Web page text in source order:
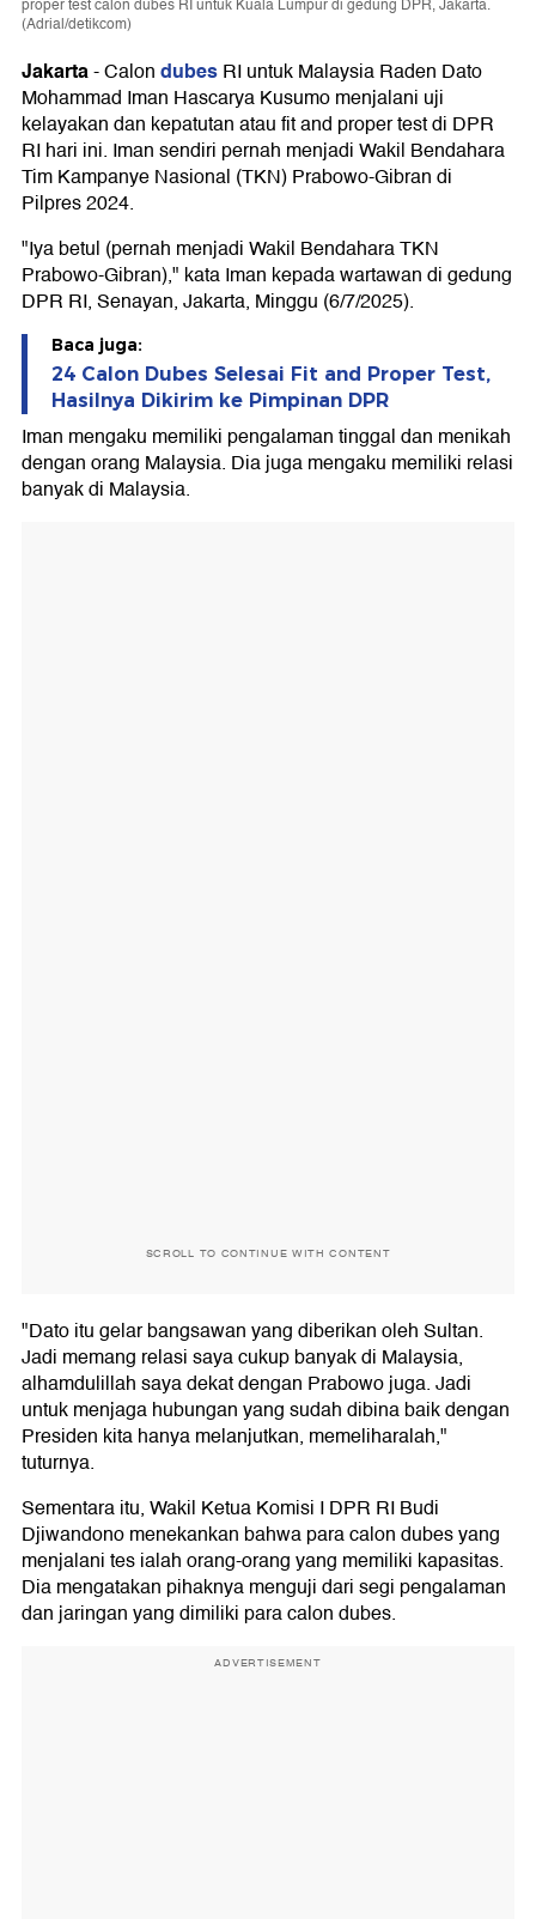
proper test calon dubes RI untuk Kuala Lumpur di gedung DPR, Jakarta.
(Adrial/detikcom)
Jakarta-CalondubesRI untuk Malaysia Raden Dato
Mohammad Iman Hascarya Kusumo menjalani uji
kelayakan dan kepatutan atau fit and proper test di DPR
RI hari ini. Iman sendiri pernah menjadi Wakil Bendahara
Tim Kampanye Nasional (TKN) Prabowo-Gibran di
Pilpres 2024.
"Iya betul (pernah menjadi Wakil Bendahara TKN
Prabowo-Gibran)," kata Iman kepada wartawan di gedung
DPR RI, Senayan, Jakarta, Minggu (6/7/2025).
Baca juga:
24 Calon Dubes Selesai Fit and Proper Test,
Hasilnya Dikirim ke Pimpinan DPR
Iman mengaku memiliki pengalaman tinggal dan menikah
dengan orang Malaysia. Dia juga mengaku memiliki relasi
banyak di Malaysia.
SCROLL TO CONTINUE WITH CONTENT
"Dato itu gelar bangsawan yang diberikan oleh Sultan.
Jadi memang relasi saya cukup banyak di Malaysia,
alhamdulillah saya dekat dengan Prabowo juga. Jadi
untuk menjaga hubungan yang sudah dibina baik dengan
Presiden kita hanya melanjutkan, memeliharalah,"
tuturnya.
Sementara itu, Wakil Ketua Komisi I DPR RI Budi
Djiwandono menekankan bahwa para calon dubes yang
menjalani tes ialah orang-orang yang memiliki kapasitas.
Dia mengatakan pihaknya menguji dari segi pengalaman
dan jaringan yang dimiliki para calon dubes.
ADVERTISEMENT